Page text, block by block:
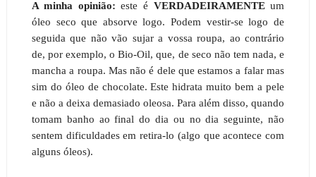
A minha opinião: este é VERDADEIRAMENTEum
óleo seco que absorve logo. Podem vestir-se logo de
seguida que não vão sujar a vossa roupa, ao contrário
de, por exemplo, o Bio-Oil, que, de seco não tem nada, e
mancha a roupa. Mas não é dele que estamos a falar mas
sim do óleo de chocolate. Este hidrata muito bem a pele
e não a deixa demasiado oleosa. Para além disso, quando
tomam banho ao final do dia ou no dia seguinte, não
sentem dificuldades em retira-lo (algo que acontece com
alguns óleos).